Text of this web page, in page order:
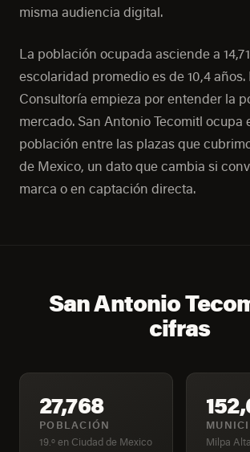
misma audiencia digital.
La población ocupada asciende a
escolaridad promedio es de 10,4 años.
Consultoría empieza por entender la
mercado. San Antonio Tecomitl ocupa
población entre las plazas que
de Mexico, un dato que cambia si
marca o en captación directa.
San Antonio
cifras
27,768
POBLACIÓN
19.º en Ciudad de Mexico
Milpa Alta